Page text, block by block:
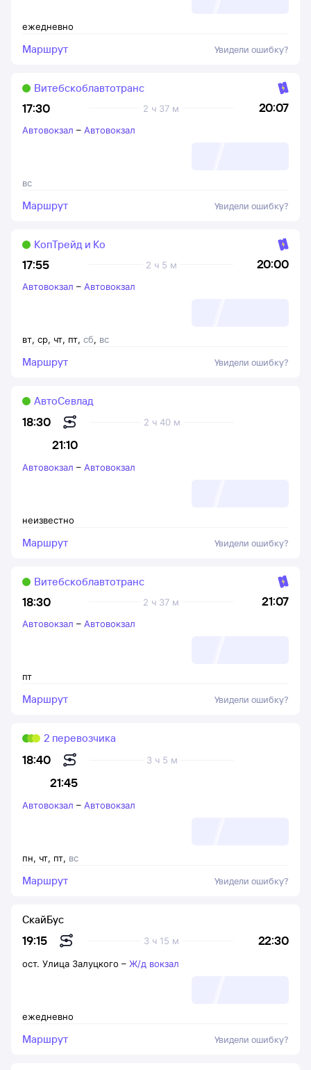
ежедневно
Маршрут Увидели ошибку?
17:30 20:07
2 ч 37 м
Витебскоблавтотранс
вс
Автовокзал – Автовокзал
Маршрут Увидели ошибку?
17:55 20:00
2 ч 5 м
КопТрейд и Ко
вт, ср, чт, пт, сб, вс
Автовокзал – Автовокзал
Маршрут Увидели ошибку?
18:30
21:10
2 ч 40 м
АвтоСевлад
неизвестно
Автовокзал – Автовокзал
Маршрут Увидели ошибку?
18:30 21:07
2 ч 37 м
Витебскоблавтотранс
пт
Автовокзал – Автовокзал
Маршрут Увидели ошибку?
18:40
21:45
3 ч 5 м
2 перевозчика
пн, чт, пт, вс
Автовокзал – Автовокзал
Маршрут Увидели ошибку?
19:15 22:30
3 ч 15 м
СкайБус
ежедневно
ост. Улица Залуцкого – Ж/д вокзал
Маршрут Увидели ошибку?